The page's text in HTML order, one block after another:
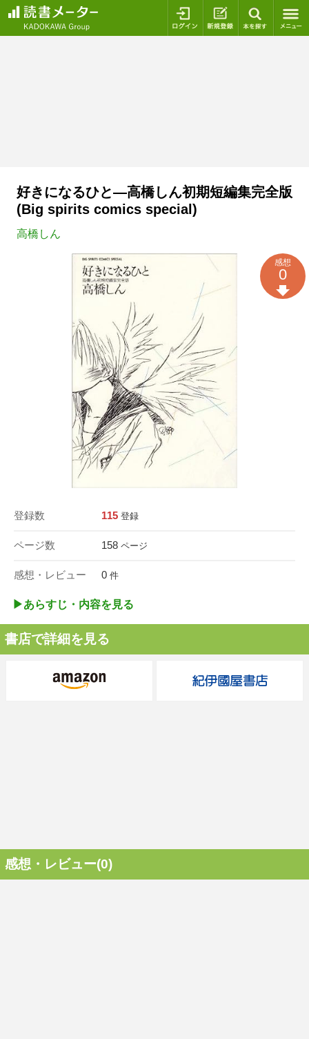
ログイン 新規登録
好きになるひと―高橋しん初期短編集完全版
(Big spirits comics special)
高橋しん
登録数 115 登録
ページ数 158 ページ
感想・レビュー 0 件
感想
0
▶︎あらすじ・内容を見る
書店で詳細を見る
感想・レビュー(0)